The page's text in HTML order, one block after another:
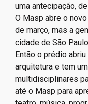
uma antecipação,
O Masp abre o
de março, mas a
cidade de São
Então o prédio
arquitetura e tem
multidisciplinares
até o Masp para